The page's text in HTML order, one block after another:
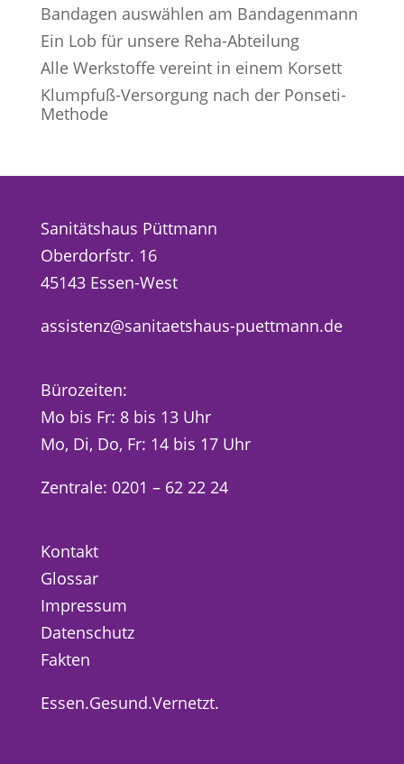
Bandagen auswählen am Bandagenmann
Ein Lob für unsere Reha-Abteilung
Alle Werkstoffe vereint in einem Korsett
Klumpfuß-Versorgung nach der Ponseti-
Methode
Sanitätshaus Püttmann
Oberdorfstr. 16
45143 Essen-West
assistenz@sanitaetshaus-puettmann.de
Bürozeiten:
Mo bis Fr: 8 bis 13 Uhr
Mo, Di, Do, Fr: 14 bis 17 Uhr
Zentrale: 0201 – 62 22 24
Kontakt
Glossar
Impressum
Datenschutz
Fakten
Essen.Gesund.Vernetzt.